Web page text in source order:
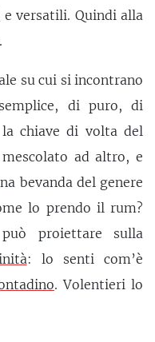
e versatili. Quindi alla
su cui si incontrano
di puro, di
chiave di volta del
ad altro, e
bevanda del genere
lo prendo il rum?
proiettare sulla
: lo senti com’è
. Volentieri lo